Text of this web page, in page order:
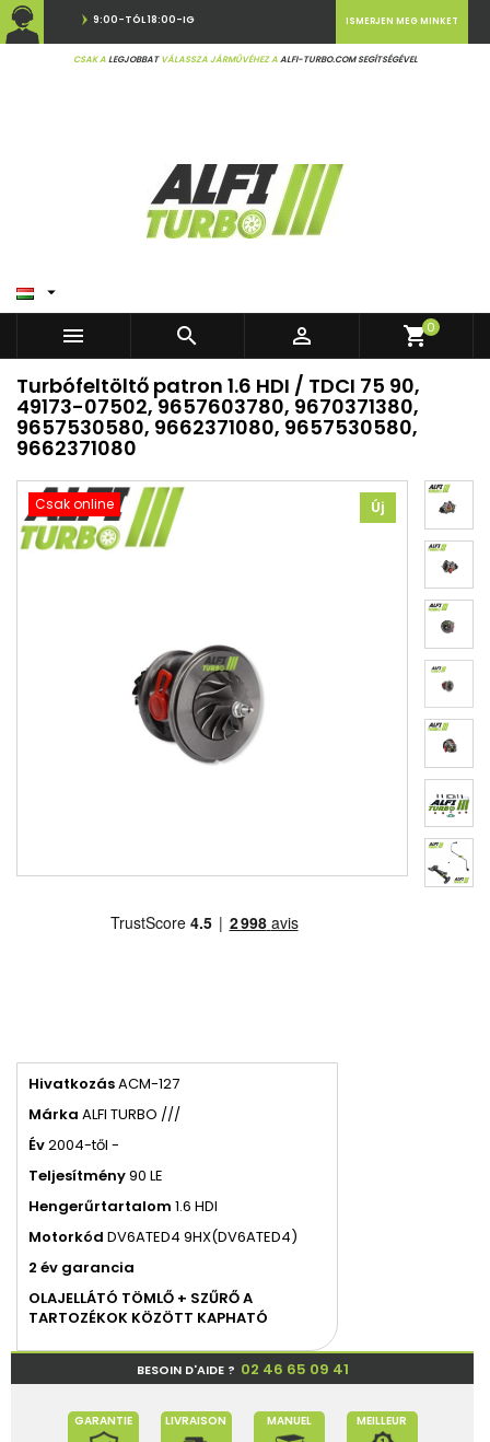
9:00-TÓL 18:00-IG
CSAK ALEGJOBBATVÁLASSZA JÁRMŰVÉHEZ AALFI-TURBO.COM SEGÍTSÉGÉVEL
ISMERJEN MEG MINKET

   shopping_cart0
Turbófeltöltő patron 1.6 HDI / TDCI 75 90,
49173-07502, 9657603780, 9670371380,
9657530580, 9662371080, 9657530580,
9662371080
Csak online Új
HivatkozásACM-127
Márka ALFI TURBO ///
Év2004-től -
Teljesítmény90 LE
Hengerűrtartalom 1.6 HDI
Motorkód DV6ATED4 9HX(DV6ATED4)
2 év garancia
OLAJELLÁTÓ TÖMLŐ + SZŰRŐ A
TARTOZÉKOK KÖZÖTT KAPHATÓ
BESOIN D'AIDE ? 02 46 65 09 41
GARANTIE LIVRAISON MANUEL MEILLEUR